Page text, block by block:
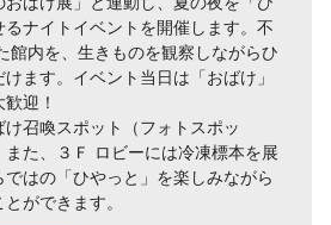
ナイトイベントを開催します。不
館内を、生きものを観察しながらひ
ます。イベント当日は「おばけ」
迎！
召喚スポット（フォトスポッ
また、３Ｆ ロビーには冷凍標本を展
はの「ひやっと」を楽しみながら
ができます。